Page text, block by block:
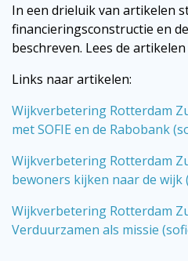
In een drieluik van artikelen
financieringsconstructie en
beschreven. Lees de
Links naar artikelen:
Wijkverbetering Rotterdam
met SOFIE en de Rabobank
Wijkverbetering Rotterdam
bewoners kijken naar de
Wijkverbetering Rotterdam
Verduurzamen als missie